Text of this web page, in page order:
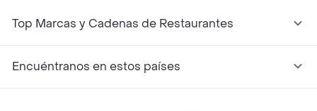
Top Marcas y Cadenas de Restaurantes
Encuéntranos en estos países